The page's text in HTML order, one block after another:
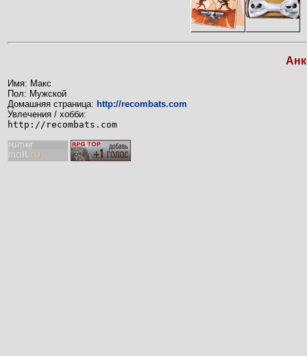
Имя: Макс
Пол: Мужской
Домашняя страница: http://recombats.com
Увлечения / хобби:
http://recombats.com